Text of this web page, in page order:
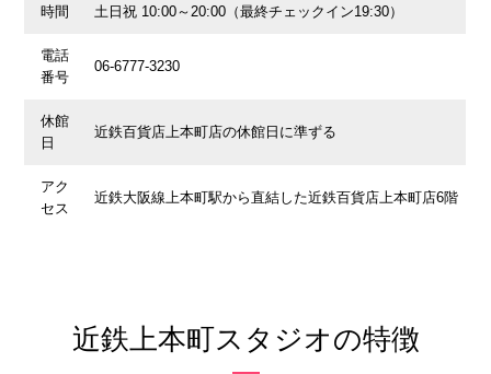
時間
土日祝 10:00～20:00（最終チェックイン19:30）
電話
番号
06-6777-3230
休館
日
近鉄百貨店上本町店の休館日に準ずる
アク
セス
近鉄大阪線上本町駅から直結した近鉄百貨店上本町店6階
近鉄上本町スタジオの特徴